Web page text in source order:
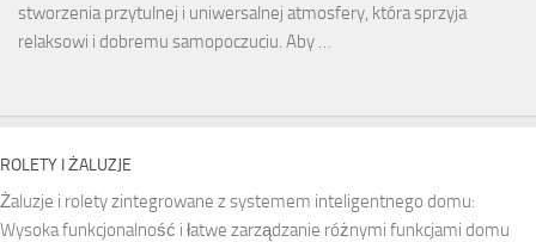
stworzenia przytulnej i uniwersalnej atmosfery, która sprzyja
relaksowi i dobremu samopoczuciu. Aby …
ROLETY I ŻALUZJE
Żaluzje i rolety zintegrowane z systemem inteligentnego domu:
Wysoka funkcjonalność i łatwe zarządzanie różnymi funkcjami domu